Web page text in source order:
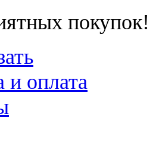
покупок!
и оплата